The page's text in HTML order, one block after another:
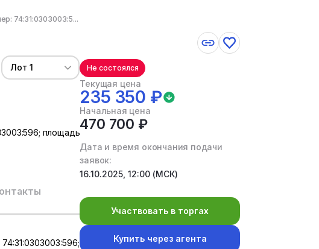
74:31:0303003:5...
Лот 1
площадь
Не состоялся
Текущая цена
235 350 ₽
Начальная цена
470 700 ₽
Дата и время окончания подачи
заявок:
16.10.2025, 12:00 (МСК)
Участвовать в торгах
Купить через агента